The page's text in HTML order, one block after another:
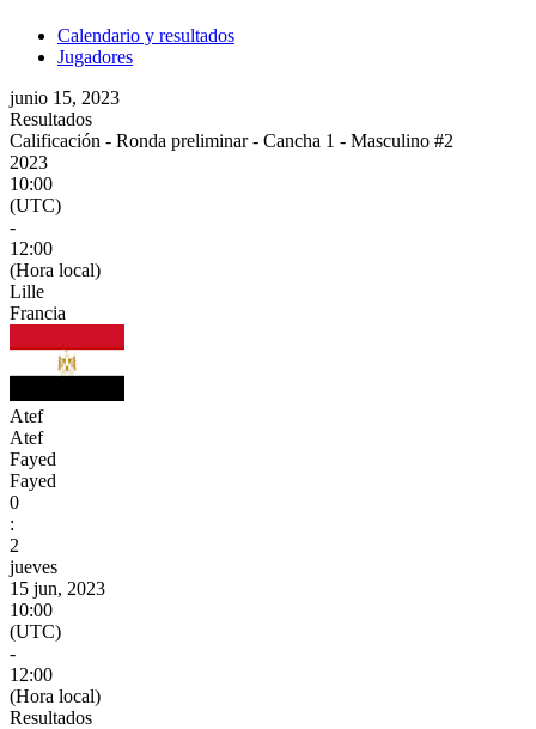
Calendario y resultados
Jugadores
junio 15, 2023
Resultados
Calificación - Ronda preliminar - Cancha 1 - Masculino #2
2023
10:00
(UTC)
-
12:00
(Hora local)
Lille
Francia
Atef
Atef
Fayed
Fayed
0
:
2
jueves
15 jun, 2023
10:00
(UTC)
-
12:00
(Hora local)
Resultados